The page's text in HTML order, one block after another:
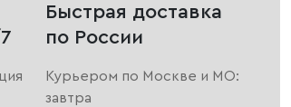
Быстрая доставка
по России
Курьером по Москве и МО:
завтра